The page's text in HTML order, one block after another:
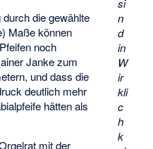
n
d
in
W
ir
kli
c
h
k
die gewählte
Maße können
noch
Janke zum
und dass die
deutlich mehr
hätten als
mit der